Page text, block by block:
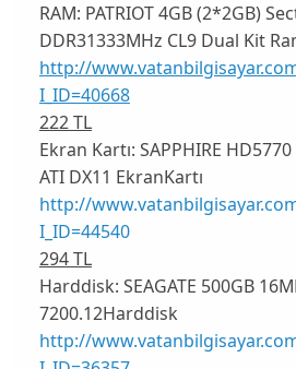
RAM: PATRIOT 4GB (2*2GB)
DDR31333MHz CL9 Dual Kit
http://
I_ID=40668
222 TL
Ekran Kartı: SAPPHIRE
ATI DX11 EkranKartı
http://
I_ID=44540
294 TL
Harddisk: SEAGATE 500GB
7200.12Harddisk
http://